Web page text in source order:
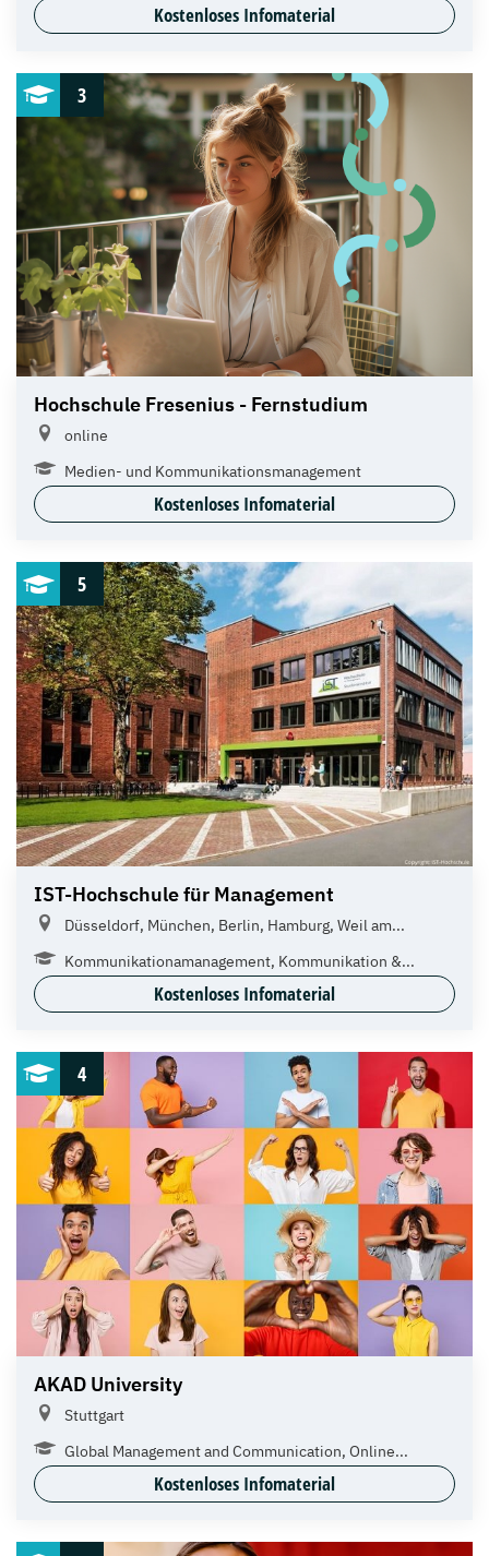
Kostenloses Infomaterial
3
Hochschule Fresenius - Fernstudium
online
Medien- und Kommunikationsmanagement
Kostenloses Infomaterial
5
IST-Hochschule für Management
Düsseldorf, München, Berlin, Hamburg, Weil am...
Kommunikationamanagement, Kommunikation &...
Kostenloses Infomaterial
4
AKAD University
Stuttgart
Global Management and Communication, Online...
Kostenloses Infomaterial